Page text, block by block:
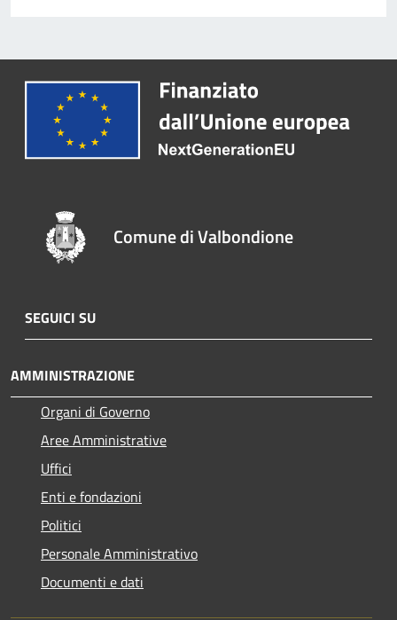
Comune di Valbondione
SEGUICI SU
AMMINISTRAZIONE
Organi di Governo
Aree Amministrative
Uffici
Enti e fondazioni
Politici
Personale Amministrativo
Documenti e dati